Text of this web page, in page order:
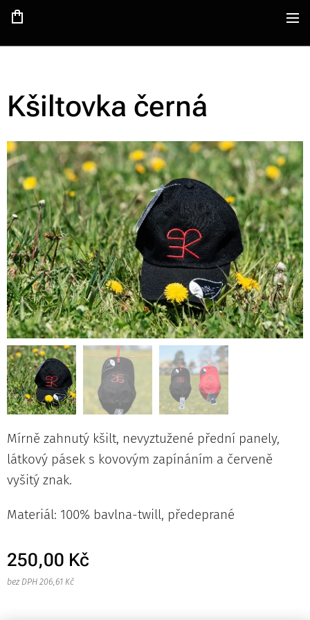
Kšiltovka černá
Mírně zahnutý kšilt, nevyztužené přední panely,
látkový pásek s kovovým zapínáním a červeně
vyšitý znak.
Materiál: 100% bavlna-twill, předeprané
250,00 Kč
bez DPH 206,61 Kč